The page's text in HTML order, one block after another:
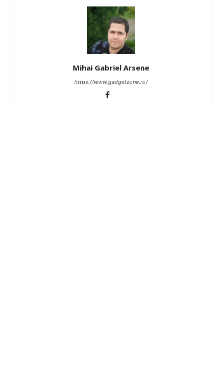
Mihai Gabriel Arsene
https://www.gadgetzone.ro/